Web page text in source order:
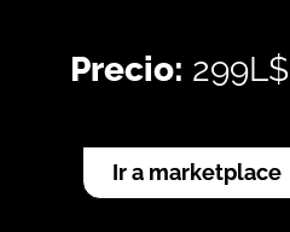
Precio: 299L$
Ir a marketplace